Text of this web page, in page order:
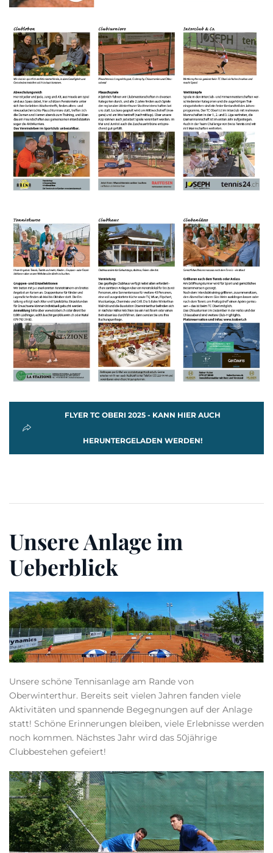
FLYER TC OBERI 2025 - KANN HIER AUCH
HERUNTERGELADEN WERDEN!
Unsere Anlage im
Ueberblick
Unsere schöne Tennisanlage am Rande von
Oberwinterthur. Bereits seit vielen Jahren fanden viele
Aktivitäten und spannende Begegnungen auf der Anlage
statt! Schöne Erinnerungen bleiben, viele Erlebnisse werden
noch kommen. Nächstes Jahr wird das 50jährige
Clubbestehen gefeiert!